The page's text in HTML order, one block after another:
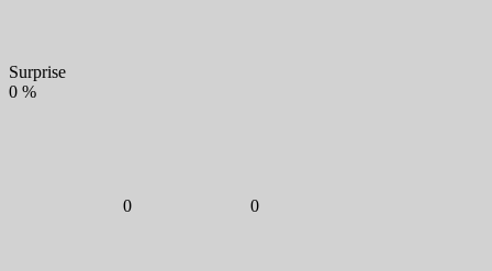
Surprise
0 %
0 0